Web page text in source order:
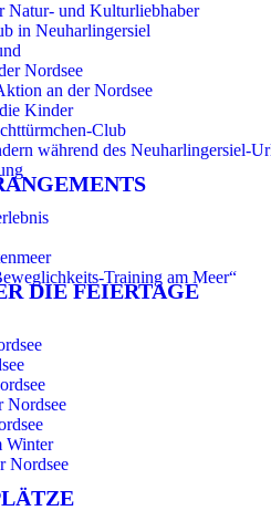
Natur- und Kulturliebhaber
in Neuharlingersiel
Nordsee
an der Nordsee
Kinder
Club
während des Neuharlingersiel-
Training am Meer“
DIE FEIERTAGE
Nordsee
Winter
Nordsee